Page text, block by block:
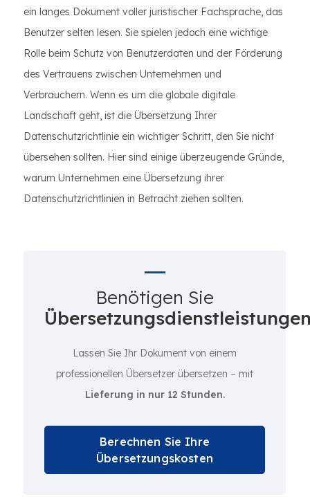
ein langes Dokument voller juristischer Fachsprache, das
Benutzer selten lesen. Sie spielen jedoch eine wichtige
Rolle beim Schutz von Benutzerdaten und der Förderung
des Vertrauens zwischen Unternehmen und
Verbrauchern. Wenn es um die globale digitale
Landschaft geht, ist die Übersetzung Ihrer
Datenschutzrichtlinie ein wichtiger Schritt, den Sie nicht
übersehen sollten. Hier sind einige überzeugende Gründe,
warum Unternehmen eine Übersetzung ihrer
Datenschutzrichtlinien in Betracht ziehen sollten.
Benötigen Sie
Lassen Sie Ihr Dokument von einem
professionellen Übersetzer übersetzen – mit
Lieferung in nur 12 Stunden.
Berechnen Sie Ihre
Übersetzungskosten